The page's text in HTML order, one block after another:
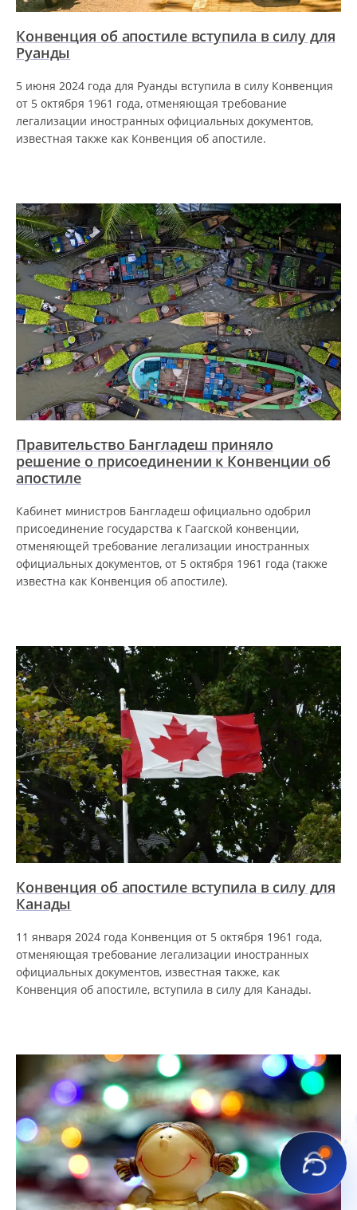
Конвенция об апостиле вступила в силу для
Руанды
5 июня 2024 года для Руанды вступила в силу Конвенция
от 5 октября 1961 года, отменяющая требование
легализации иностранных официальных документов,
известная также как Конвенция об апостиле.
Правительство Бангладеш приняло
решение о присоединении к Конвенции об
апостиле
Кабинет министров Бангладеш официально одобрил
присоединение государства к Гаагской конвенции,
отменяющей требование легализации иностранных
официальных документов, от 5 октября 1961 года (также
известна как Конвенция об апостиле).
Конвенция об апостиле вступила в силу для
Канады
11 января 2024 года Конвенция от 5 октября 1961 года,
отменяющая требование легализации иностранных
официальных документов, известная также, как
Конвенция об апостиле, вступила в силу для Канады.